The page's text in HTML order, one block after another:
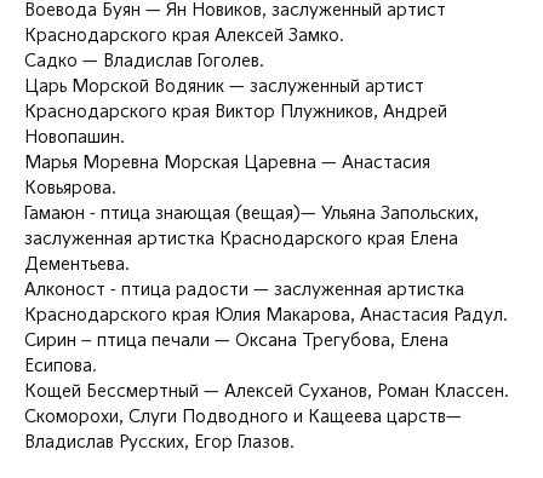
Воевода Буян — Ян Новиков, заслуженный артист
Краснодарского края Алексей Замко.
Садко — Владислав Гоголев.
Царь Морской Водяник — заслуженный артист
Краснодарского края Виктор Плужников, Андрей
Новопашин.
Марья Моревна Морская Царевна — Анастасия
Ковьярова.
Гамаюн - птица знающая (вещая)— Ульяна Запольских,
заслуженная артистка Краснодарского края Елена
Дементьева.
Алконост - птица радости — заслуженная артистка
Краснодарского края Юлия Макарова, Анастасия Радул.
Сирин – птица печали — Оксана Трегубова, Елена
Есипова.
Кощей Бессмертный — Алексей Суханов, Роман Классен.
Скоморохи, Слуги Подводного и Кащеева царств—
Владислав Русских, Егор Глазов.